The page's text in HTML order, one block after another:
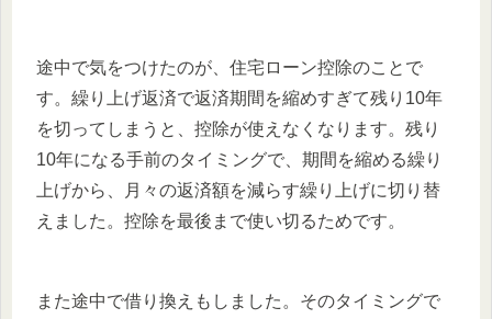
途中で気をつけたのが、住宅ローン控除のことで
す。繰り上げ返済で返済期間を縮めすぎて残り10年
を切ってしまうと、控除が使えなくなります。残り
10年になる手前のタイミングで、期間を縮める繰り
上げから、月々の返済額を減らす繰り上げに切り替
えました。控除を最後まで使い切るためです。
また途中で借り換えもしました。そのタイミングで